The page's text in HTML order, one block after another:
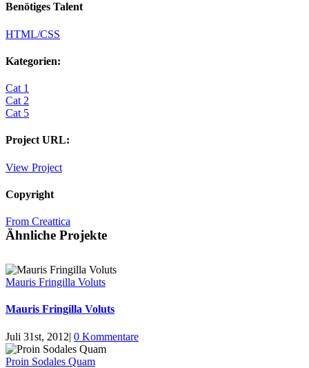
Benötiges Talent
HTML/CSS
Kategorien:
Cat 1
Cat 2
Cat 5
Project URL:
View Project
Copyright
From Creattica
Ähnliche Projekte
Mauris Fringilla Voluts
Mauris Fringilla Voluts
Juli 31st, 2012| 0 Kommentare
Proin Sodales Quam